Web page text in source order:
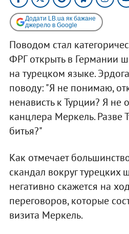
Додати LB.ua як бажане
джерело в Google
Поводом стал
ФРГ открыть в Германии
на турецком языке.
поводу: "Я не понимаю,
ненависть к Турции? Я не
канцлера Меркель. Разве
битья?"
Как отмечает
скандал вокруг турецких
негативно скажется на
переговоров, которые
визита Меркель.